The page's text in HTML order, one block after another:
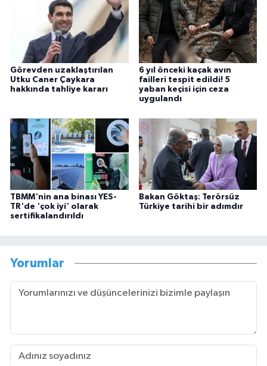
Görevden uzaklaştırılan
Utku Caner Çaykara
hakkında tahliye kararı
6 yıl önceki kaçak avın
failleri tespit edildi! 5
yaban keçisi için ceza
uygulandı
TBMM'nin ana binası YES-
TR'de 'çok iyi' olarak
sertifikalandırıldı
Bakan Göktaş: Terörsüz
Türkiye tarihi bir adımdır
Yorumlar